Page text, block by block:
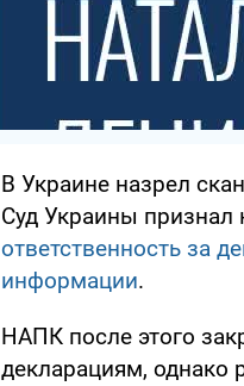
В Украине назрел
Суд Украины признал
ответственность за
информации.
НАПК после этого
декларациям,